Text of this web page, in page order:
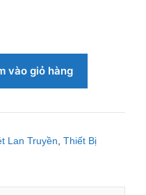
vào giỏ hàng
Lan Truyền Thiết Bị